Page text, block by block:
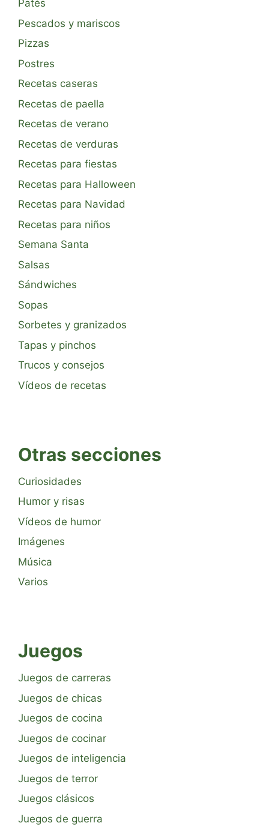
Patés
Pescados y mariscos
Pizzas
Postres
Recetas caseras
Recetas de paella
Recetas de verano
Recetas de verduras
Recetas para fiestas
Recetas para Halloween
Recetas para Navidad
Recetas para niños
Semana Santa
Salsas
Sándwiches
Sopas
Sorbetes y granizados
Tapas y pinchos
Trucos y consejos
Vídeos de recetas
Otras secciones
Curiosidades
Humor y risas
Vídeos de humor
Imágenes
Música
Varios
Juegos
Juegos de carreras
Juegos de chicas
Juegos de cocina
Juegos de cocinar
Juegos de inteligencia
Juegos de terror
Juegos clásicos
Juegos de guerra